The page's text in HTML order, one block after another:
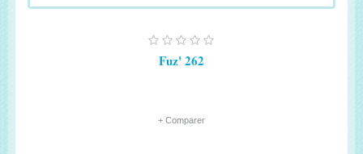
Fuz' 262
+ Comparer